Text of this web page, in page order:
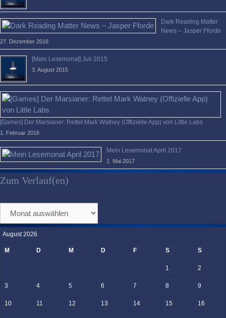
Dark Reading Matter
News – Jasper Fforde
27. Dezember 2016
[Mein Lesemonat] Juli 2015
3. August 2015
[Games] Der Marsianer: Rettet Mark Watney (Offizielle App) von Little Labs
1. Februar 2016
Mein Lesemonat April 2017
1. Mai 2017
Zum Verlauf(en)
Verlauf(en)
August 2026
M D M D F S S
1 2
3 4 5 6 7 8 9
10 11 12 13 14 15 16